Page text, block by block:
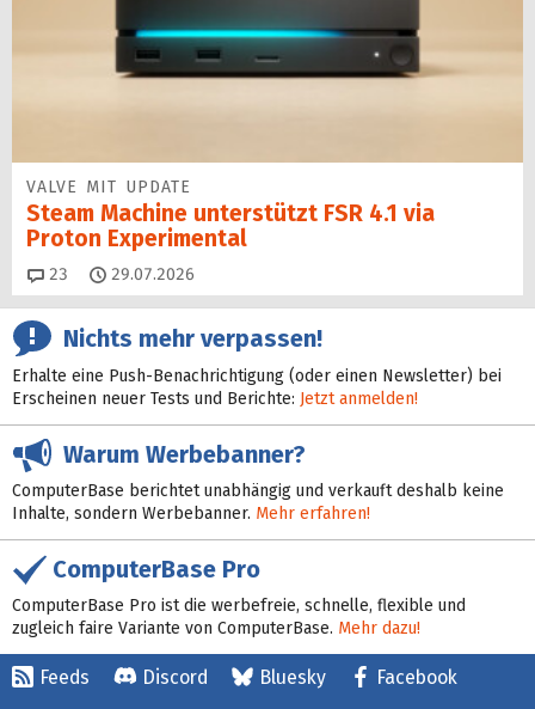
VALVE MIT UPDATE
Steam Machine unterstützt FSR 4.1 via
Proton Experimental
23 Kommentare
29.07.2026
Nichts mehr verpassen!
Erhalte eine Push-Benachrichtigung (oder einen Newsletter) bei
Erscheinen neuer Tests und Berichte: Jetzt anmelden!
Warum Werbebanner?
ComputerBase berichtet unabhängig und verkauft deshalb keine
Inhalte, sondern Werbebanner. Mehr erfahren!
ComputerBase Pro
ComputerBase Pro ist die werbefreie, schnelle, flexible und
zugleich faire Variante von ComputerBase. Mehr dazu!
Feeds Discord Bluesky
Facebook